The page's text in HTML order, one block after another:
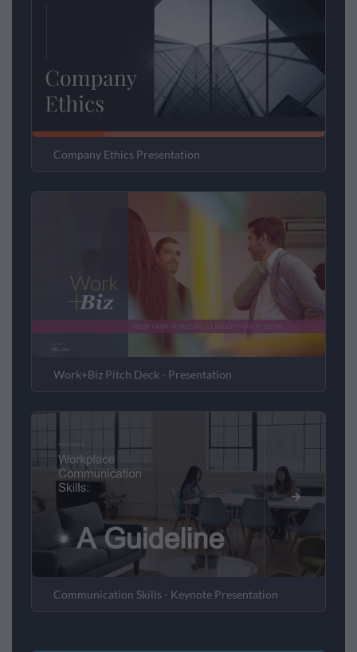
Company Ethics Presentation
Work+Biz Pitch Deck - Presentation
Communication Skills - Keynote Presentation